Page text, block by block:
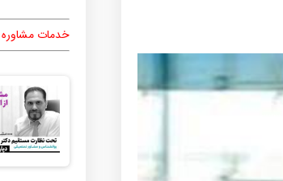
خدمات